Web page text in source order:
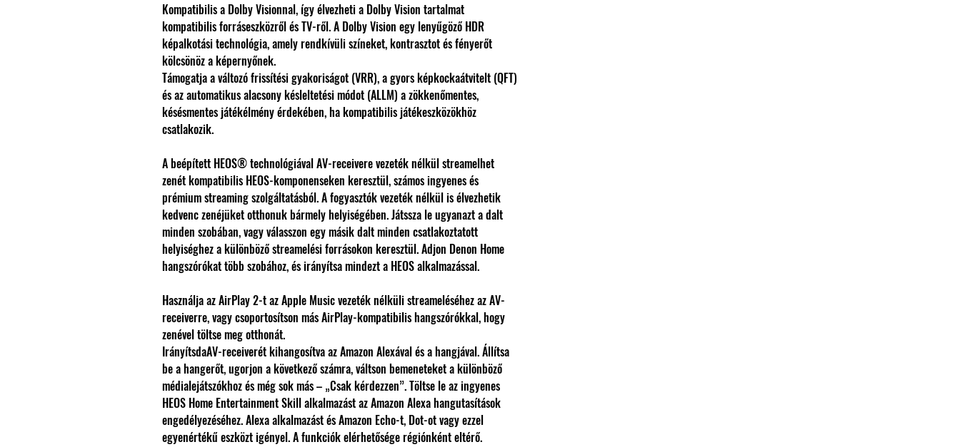
Kompatibilis a Dolby Visionnal, így élvezheti a Dolby Vision tartalmat
kompatibilis forráseszközről és TV-ről. A Dolby Vision egy lenyűgöző HDR
képalkotási technológia, amely rendkívüli színeket, kontrasztot és fényerőt
kölcsönöz a képernyőnek.
Támogatja a változó frissítési gyakoriságot (VRR), a gyors képkockaátvitelt (QFT)
és az automatikus alacsony késleltetési módot (ALLM) a zökkenőmentes,
késésmentes játékélmény érdekében, ha kompatibilis játékeszközökhöz
csatlakozik.
A beépített HEOS® technológiával AV-receivere vezeték nélkül streamelhet
zenét kompatibilis HEOS-komponenseken keresztül, számos ingyenes és
prémium streaming szolgáltatásból. A fogyasztók vezeték nélkül is élvezhetik
kedvenc zenéjüket otthonuk bármely helyiségében. Játssza le ugyanazt a dalt
minden szobában, vagy válasszon egy másik dalt minden csatlakoztatott
helyiséghez a különböző streamelési forrásokon keresztül. Adjon Denon Home
hangszórókat több szobához, és irányítsa mindezt a HEOS alkalmazással.
Használja az AirPlay 2-t az Apple Music vezeték nélküli streameléséhez az AV-
receiverre, vagy csoportosítson más AirPlay-kompatibilis hangszórókkal, hogy
zenével töltse meg otthonát.
IrányítsdaAV-receiverét kihangosítva az Amazon Alexával és a hangjával. Állítsa
be a hangerőt, ugorjon a következő számra, váltson bemeneteket a különböző
médialejátszókhoz és még sok más – „Csak kérdezzen”. Töltse le az ingyenes
HEOS Home Entertainment Skill alkalmazást az Amazon Alexa hangutasítások
engedélyezéséhez. Alexa alkalmazást és Amazon Echo-t, Dot-ot vagy ezzel
egyenértékű eszközt igényel. A funkciók elérhetősége régiónként eltérő.